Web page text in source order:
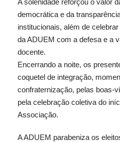
democrática e da
institucionais, além de
da ADUEM com a defesa e a
docente.
Encerrando a noite, os
coquetel de integração,
confraternização, pelas boas-
pela celebração coletiva do
Associação.
A ADUEM parabeniza os